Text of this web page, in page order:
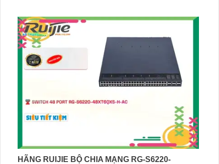
HÃNG RUIJIE BỘ CHIA MẠNG RG-S6220-